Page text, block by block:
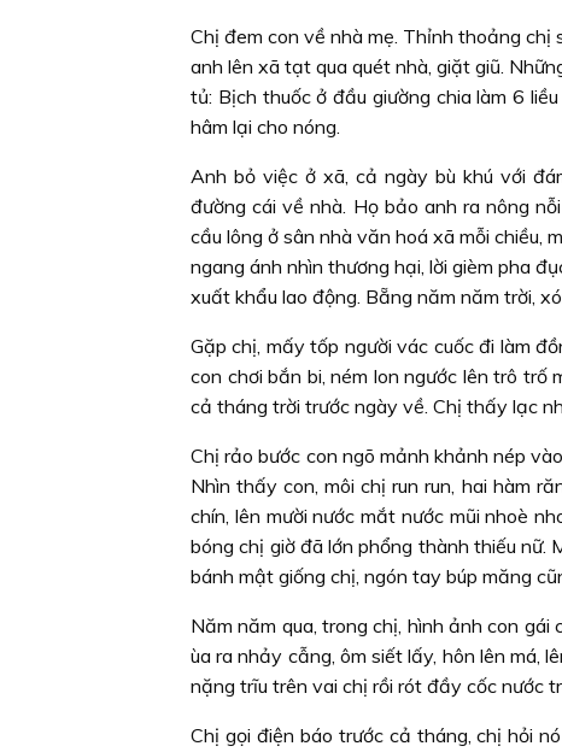
Chị đem con về nhà mẹ. Thỉnh thoảng chị
anh lên xã tạt qua quét nhà, giặt giũ.
tủ: Bịch thuốc ở đầu giường chia làm 6
hâm lại cho nóng.
Anh bỏ việc ở xã, cả ngày bù khú với
đường cái về nhà. Họ bảo anh ra nông
cầu lông ở sân nhà văn hoá xã mỗi chiều,
ngang ánh nhìn thương hại, lời gièm pha
xuất khẩu lao động. Bẵng năm năm trời,
Gặp chị, mấy tốp người vác cuốc đi làm
con chơi bắn bi, ném lon ngước lên trô
cả tháng trời trước ngày về. Chị thấy lạc
Chị rảo bước con ngõ mảnh khảnh nép
Nhìn thấy con, môi chị run run, hai hàm
chín, lên mười nước mắt nước mũi nhoè
bóng chị giờ đã lớn phổng thành thiếu nữ.
bánh mật giống chị, ngón tay búp măng
Năm năm qua, trong chị, hình ảnh con
ùa ra nhảy cẫng, ôm siết lấy, hôn lên má,
nặng trĩu trên vai chị rồi rót đầy cốc nước
Chị gọi điện báo trước cả tháng, chị hỏi